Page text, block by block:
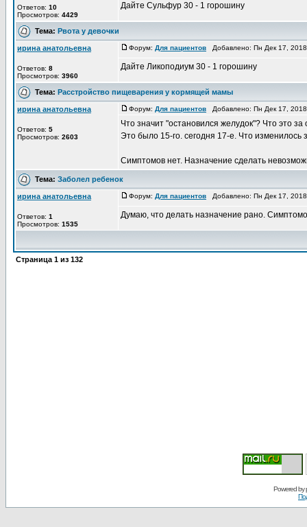
Ответов: 10
Просмотров: 4429
Дайте Сульфур 30 - 1 горошину
Тема: Рвота у девочки
ирина анатольевна
Ответов: 8
Просмотров: 3960
Форум: Для пациентов Добавлено: Пн Дек 17,
Дайте Ликоподиум 30 - 1 горошину
Тема: Расстройство пищеварения у кормящей мамы
ирина анатольевна
Ответов: 5
Просмотров: 2603
Форум: Для пациентов Добавлено: Пн Дек 17,
Что значит "остановился желудок"? Что это
Это было 15-го. сегодня 17-е. Что изменилось
Симптомов нет. Назначение сделать
Тема: Заболел ребенок
ирина анатольевна
Ответов: 1
Просмотров: 1535
Форум: Для пациентов Добавлено: Пн Дек 17,
Думаю, что делать назначение рано.
Страница 1 из 132
Powered by